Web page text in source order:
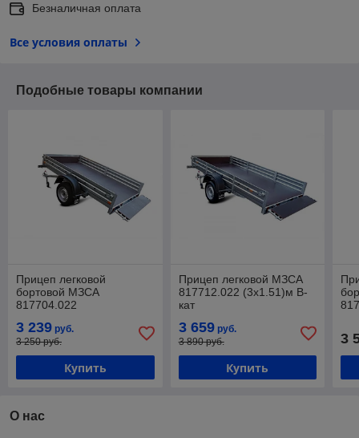
Безналичная оплата
Все условия оплаты
Подобные товары компании
Прицеп легковой
бортовой МЗСА
817704.022
3 239 руб.
3 250 руб.
Купить
Прицеп легковой МЗСА
817712.022 (3х1.51)м B-
кат
3 659руб.
3 890 руб.
Купить
3
О нас